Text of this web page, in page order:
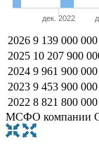
дек. 2022
2026 9 139 000
2025 10 207 900
2024 9 961 900
2023 9 453 900
2022 8 821 800
МСФО компании